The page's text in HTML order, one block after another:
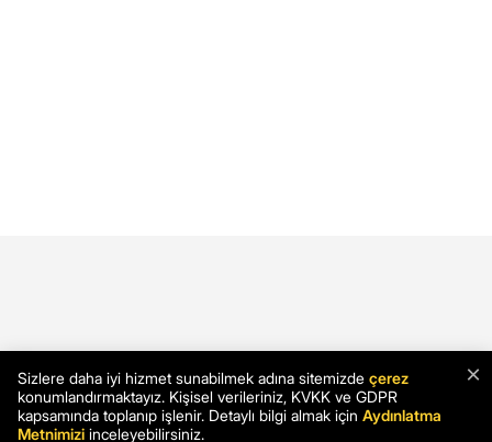
×
Sizlere daha iyi hizmet sunabilmek adına sitemizde çerez
konumlandırmaktayız. Kişisel verileriniz, KVKK ve GDPR
kapsamında toplanıp işlenir. Detaylı bilgi almak için Aydınlatma
Metnimizi inceleyebilirsiniz.